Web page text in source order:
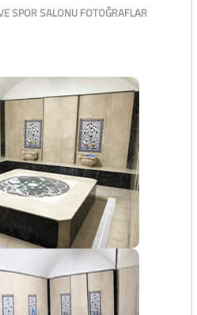
SPOR SALONU FOTOĞRAFLAR